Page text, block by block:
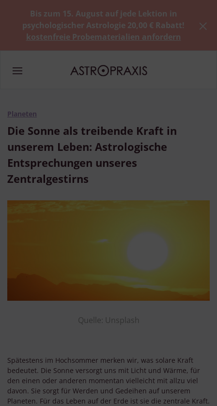
Bis zum 15. August auf jede Lektion in
psychologischer Astrologie 20,00 € Rabatt!
kostenfreie Probematerialien anfordern
Quelle: Unsplash
Planeten
Die Sonne als treibende Kraft in
unserem Leben: Astrologische
Entsprechungen unseres
Zentralgestirns
Spätestens im Hochsommer merken wir, was solare Kraft
bedeutet. Die Sonne versorgt uns mit Licht und Wärme, für
den einen oder anderen momentan vielleicht mit allzu viel
davon. Sie sorgt für Werden und Gedeihen auf unserem
Planeten. Für das Leben auf der Erde ist sie die zentrale Kraft.